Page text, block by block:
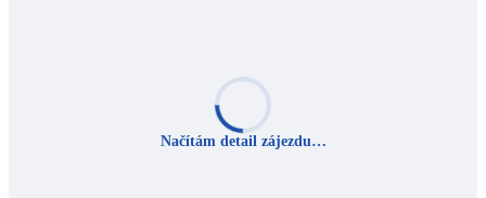
Načítám detail zájezdu…